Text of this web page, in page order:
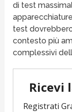
di test
test
contesto più
complessivi